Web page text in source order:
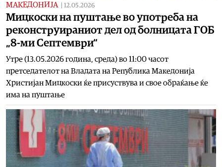
МАКЕДОНИЈА 12.05.2026
Мицкоски на пуштање во употреба на
реконструираниот дел од болницата ГОБ
„8-ми Септември“
Утре (13.05.2026 година, среда) во 11:00 часот
претседателот на Владата на Република Македонија
Христијан Мицкоски ќе присуствува и свое обраќање ќе
има на пуштање